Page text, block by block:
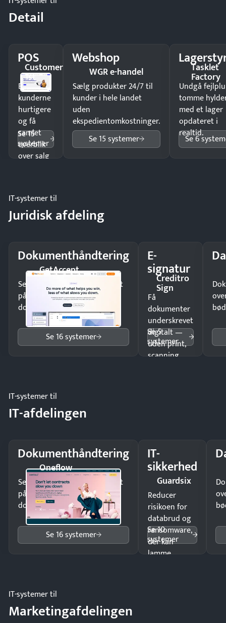
Detail
POS
Customer
1st
Ekspedér
kunderne
hurtigere
og få
samlet
overblik
over salg
Se 15
systemer
Webshop
WGR e-handel
Sælg produkter 24/7 til
kunder i hele landet
uden
ekspedientomkostninger.
Se 15 systemer
Tasklet
Factory
Undgå
tomme
med et lager
opdateret i
realtid.
Se 6
IT-systemer til
Juridisk afdeling
Dokumenthåndtering
GetAccept
Send kontrakter til underskrift
på minutter og mist ingen
dokumenter.
Se 16 systemer
E-
signatur
Creditro
Sign
Få
dokumenter
underskrevet
digitalt —
uden print,
scanning
Se 5
systemer
IT-systemer til
IT-afdelingen
Dokumenthåndtering
Oneflow
Send kontrakter til underskrift
på minutter og mist ingen
dokumenter.
Se 16 systemer
IT-
sikkerhed
Guardsix
Reducer
risikoen for
databrud og
ransomware,
der kan
lamme
Se 10
systemer
IT-systemer til
Marketingafdelingen